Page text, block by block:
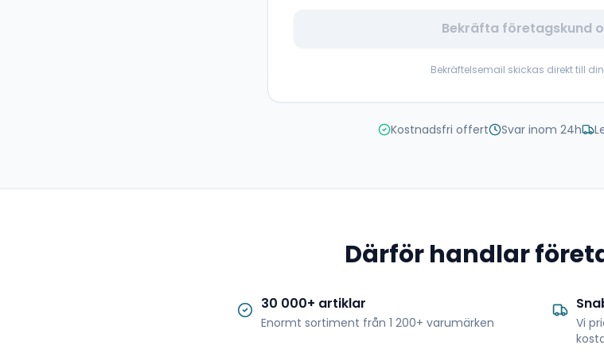
Bekräfta företagskund
Bekräftelsemail skickas direkt till
Kostnadsfri offert Svar inom 24h
Därför handlar
30 000+ artiklar
Enormt sortiment från 1 200+ varumärken
Vi